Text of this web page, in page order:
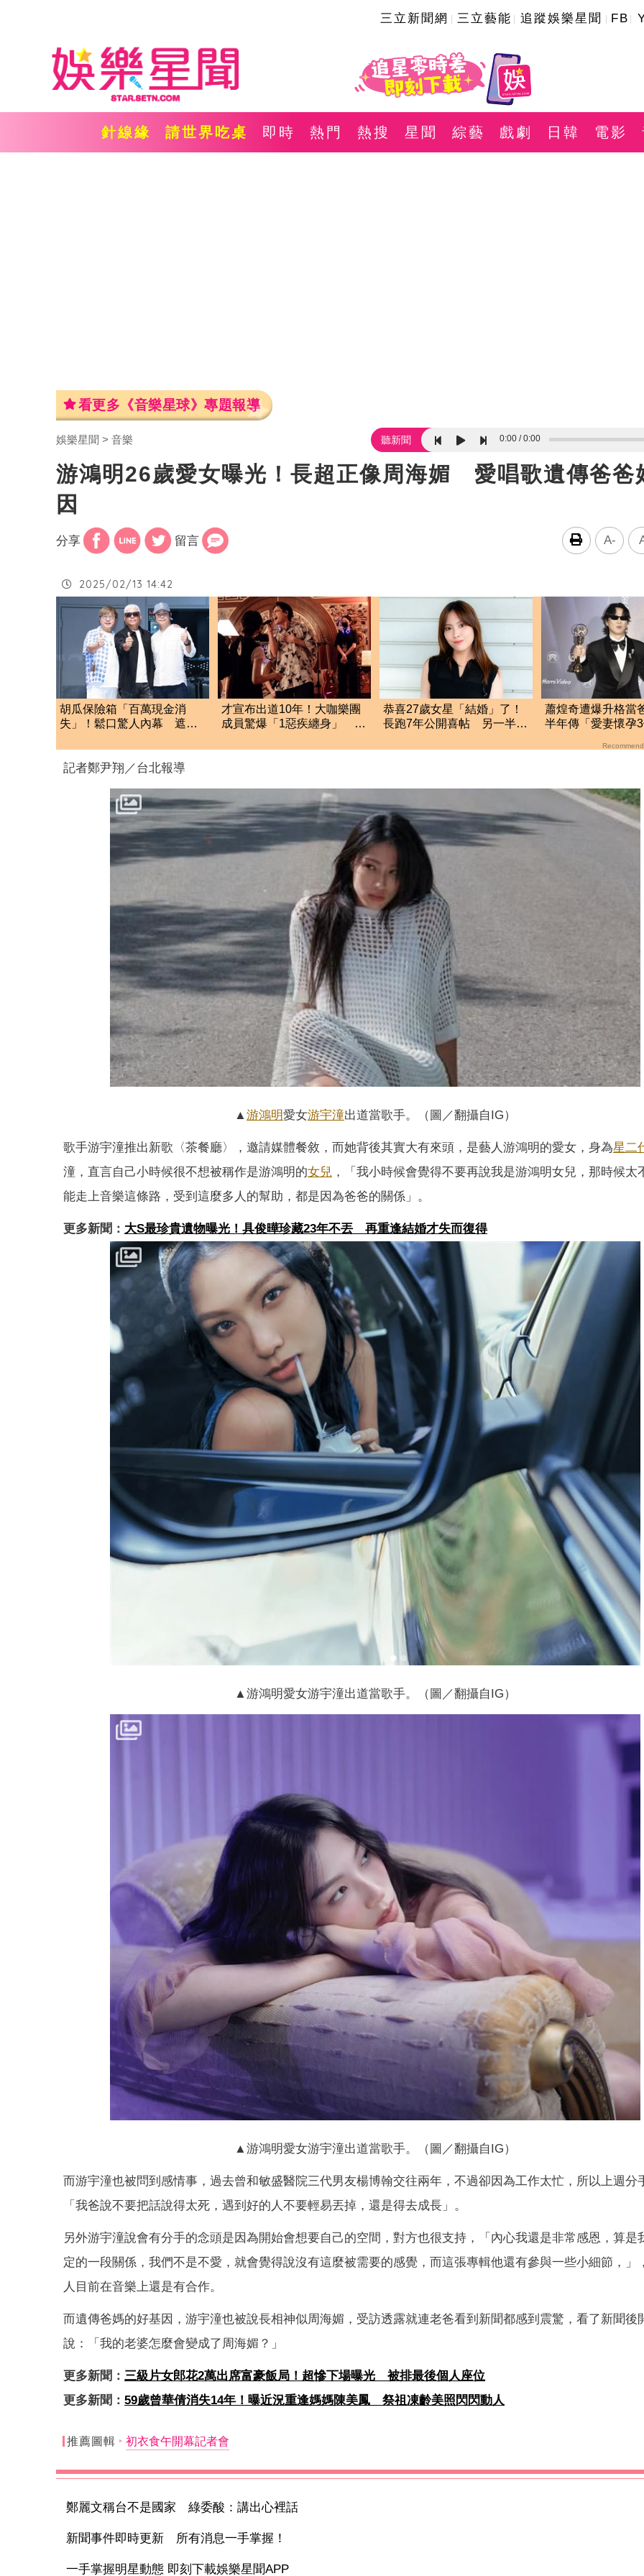
三立新聞網 三立藝能 追蹤娛樂星聞 FB
針線緣 請世界吃桌 即時 熱門 熱搜 星聞 綜藝 戲劇 日韓 電影
看更多《音樂星球》專題報導
娛樂星聞 音樂 聽新聞 0:00 0:00
游鴻明26歲愛女曝光！長超正像周海媚 愛唱歌遺傳爸爸
因
分享 留言 A-
2025/02/13 14:42
胡瓜保險箱「百萬現金消
失」！鬆口驚人內幕 遮掩
才宣布出道10年！大咖樂團
成員驚爆「1惡疾纏身」 黃
恭喜27歲女星「結婚」了！
長跑7年公開喜帖 另一半驚
蕭煌奇遭爆升格當
半年傳「愛妻懷孕
記者鄭尹翔／台北報導
▲游鴻明愛女游宇潼出道當歌手。（圖／翻攝自IG）
歌手游宇潼推出新歌〈茶餐廳〉，邀請媒體餐敘，而她背後其實大有來頭，是藝人游鴻明的愛女，身為星二
潼，直言自己小時候很不想被稱作是游鴻明的女兒 ，「我小時候會覺得不要再說我是游鴻明女兒，那時候太
能走上音樂這條路，受到這麼多人的幫助，都是因為爸爸的關係」。
更多新聞： 大S最珍貴遺物曝光！具俊曄珍藏23年不丟 再重逢結婚才失而復得
▲游鴻明愛女游宇潼出道當歌手。（圖／翻攝自IG）
▲游鴻明愛女游宇潼出道當歌手。（圖／翻攝自IG）
而游宇潼也被問到感情事，過去曾和敏盛醫院三代男友楊博翰交往兩年，不過卻因為工作太忙，所以上週分
「我爸說不要把話說得太死，遇到好的人不要輕易丟掉，還是得去成長」。
另外游宇潼說會有分手的念頭是因為開始會想要自己的空間，對方也很支持，「內心我還是非常感恩，算是
定的一段關係，我們不是不愛，就會覺得說沒有這麼被需要的感覺，而這張專輯他還有參與一些小細節，」
人目前在音樂上還是有合作。
而遺傳爸媽的好基因，游宇潼也被說長相神似周海媚，受訪透露就連老爸看到新聞都感到震驚，看了新聞後
說：「我的老婆怎麼會變成了周海媚？」
更多新聞： 三級片女郎花2萬出席富豪飯局！超慘下場曝光 被排最後個人座位
更多新聞： 59歲曾華倩消失14年！曝近況重逢媽媽陳美鳳 祭祖凍齡美照閃閃動人
推薦圖輯 初衣食午開幕記者會
鄭麗文稱台不是國家 綠委酸：講出心裡話
新聞事件即時更新 所有消息一手掌握！
一手掌握明星動態 即刻下載娛樂星聞APP